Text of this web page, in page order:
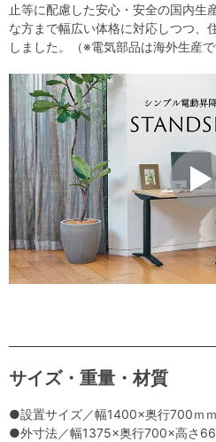
止等に配慮した安心・安全の国内生
な方まで幅広い体格に対応しつつ、
しました。（※電気部品は海外生産で
サイズ・重量・材質
●設置サイズ／幅1400×奥行700ｍｍ
●外寸法／幅1375×奥行700×高さ